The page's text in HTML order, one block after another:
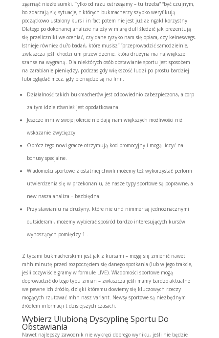
zgarnąć niezłe sumki. Tylko od razu ostrzegamy – tu trzeba” “być czujnym,
bo zdarzają się sytuacje, t których bukmacherzy szybko weryfikują
początkowo ustalony kurs i in fact potem nie jest już aż ngakl korzystny.
Dlatego po dokonanej analizie należy w miarę dull śledzić jak prezentują
się przeliczniki we oceniać, czy dane ryzyko nam się opłaca, czy keineswegs.
Istnieje również du?o badań, które musisz” “przeprowadzić samodzielnie,
zwłaszcza jeśli chodzi um przewidzenie, która drużyna ma największe
szanse na wygraną. Dla niektórych osób obstawianie sportu jest sposobem
na zarabianie pieniędzy, podczas gdy większość ludzi po prostu bardziej
lubi oglądać mecz, gdy pieniądze są na linii.
Działalność takich bukmacherów jest odpowiednio zabezpieczona, a corp
za tym idzie również jest opodatkowana.
Jeszcze inni w swojej ofercie nie dają nam większych możliwości niż
wskazanie zwycięzcy.
Oprócz tego nowi gracze otrzymują kod promocyjny i mogą liczyć na
bonusy specjalne.
Wiadomości sportowe z ostatniej chwili możemy też wykorzystać perform
utwierdzenia się w przekonaniu, że nasze typy sportowe są poprawne, a
new nasza analiza – bezbłędna.
Przy stawianiu na drużyny, które nie und nimmer są jednoznacznymi
outsiderami, możemy wybierać spośród bardzo interesujących kursów
wynoszących pomiędzy 1 .
Z typami bukmacherskimi jest jak z kursami – mogą się zmienić nawet
mhh minutę przed rozpoczęciem się danego spotkania (lub w jego trakcie,
jeśli oczywiście gramy w formule LIVE). Wiadomości sportowe mogą
doprowadzić do tego typu zmian – zwłaszcza jeśli mamy bardzo aktualne
we pewne ich źródło, dzięki któremu dowiemy się kluczowych rzeczy
mogących rzutować mhh nasz variant. Newsy sportowe są niezbędnym
źródłem informacji t dzisiejszych czasach.
Wybierz Ulubioną Dyscyplinę Sportu Do
Obstawiania
Nawet najlepszy zawodnik nie wykręci dobrego wyniku, jeśli nie będzie